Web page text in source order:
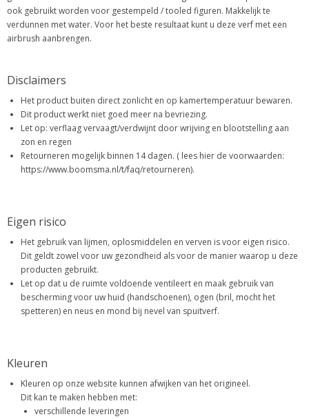
ook gebruikt worden voor gestempeld / tooled figuren. Makkelijk te
verdunnen met water. Voor het beste resultaat kunt u deze verf met een
airbrush aanbrengen.
Disclaimers
Het product buiten direct zonlicht en op kamertemperatuur bewaren.
Dit product werkt niet goed meer na bevriezing.
Let op: verflaag vervaagt/verdwijnt door wrijving en blootstelling aan
zon en regen
Retourneren mogelijk binnen 14 dagen. ( lees hier de voorwaarden:
https://www.boomsma.nl/t/faq/retourneren).
Eigen risico
Het gebruik van lijmen, oplosmiddelen en verven is voor eigen risico.
Dit geldt zowel voor uw gezondheid als voor de manier waarop u deze
producten gebruikt.
Let op dat u de ruimte voldoende ventileert en maak gebruik van
bescherming voor uw huid (handschoenen), ogen (bril, mocht het
spetteren) en neus en mond bij nevel van spuitverf.
Kleuren
Kleuren op onze website kunnen afwijken van het origineel.
Dit kan te maken hebben met:
verschillende leveringen